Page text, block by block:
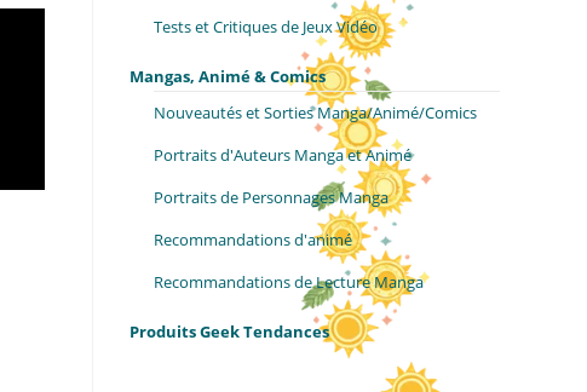
Tests et Critiques de Jeux Vidéo
Mangas, Animé & Comics
Nouveautés et Sorties Manga/Animé/Comics
Portraits d'Auteurs Manga et Animé
Portraits de Personnages Manga
Recommandations d'animé
Recommandations de Lecture Manga
Produits Geek Tendances